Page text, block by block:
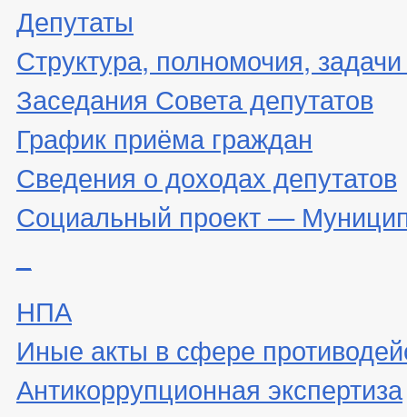
Депутаты
Структура, полномочия,
Заседания Совета депутатов
График приёма граждан
Сведения о доходах депутатов
Социальный проект —
НПА
Иные акты в сфере
Антикоррупционная экспертиза